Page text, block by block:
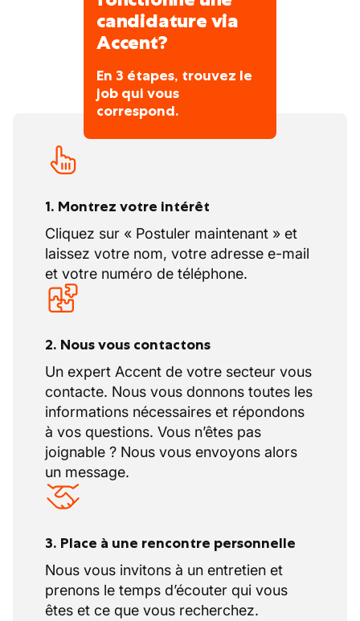
32 jours de congé pour recharger vos
batteries !
vous bénéficiez de
légaux par an
, principalement répartis
pendant les périodes de fermeture
collective en été et en hiver, selon le
(CP124).
À cela s’ajoutent
l’horaire de 40 heures par semaine. Ces
jours de récupération sont planifiés en
fonction de l’organisation de l’entreprise
et selon les règles du secteur.
candidature via
Accent?
En 3 étapes, trouvez le
job qui vous
correspond.
1. Montrez votre intérêt
Cliquez sur « Postuler maintenant » et
laissez votre nom, votre adresse e-mail
et votre numéro de téléphone.
2. Nous vous contactons
Un expert Accent de votre secteur vous
contacte. Nous vous donnons toutes les
informations nécessaires et répondons
à vos questions. Vous n’êtes pas
joignable ? Nous vous envoyons alors
un message.
3. Place à une rencontre personnelle
Nous vous invitons à un entretien et
prenons le temps d’écouter qui vous
êtes et ce que vous recherchez.